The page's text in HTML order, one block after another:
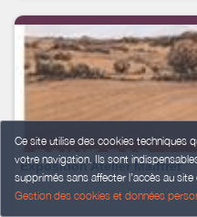
Ce site utilise des cookies techniques
votre navigation. Ils sont
supprimés sans affecter l’accès au
Gestion des cookies et données
Exposition Atelier Maiffret